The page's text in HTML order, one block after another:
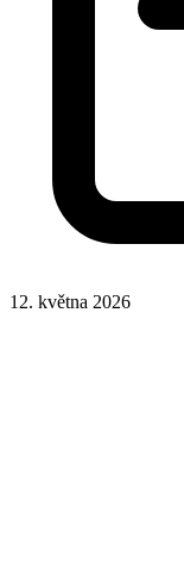
12. května 2026